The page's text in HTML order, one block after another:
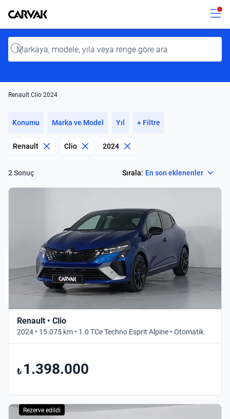
Kavak
Input
Renault Clio 2024
Konumu Marka ve Model Yıl + Filtre
Renault Clio 2024
2 Sonuç Sırala: En son eklenenler
Renault • Clio
2024 • 15.075 km • 1.0 TCe Techno Esprit Alpine • Otomatik
₺ 1.398.000
Rezerve edildi